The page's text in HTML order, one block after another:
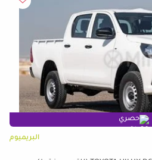
حصري
البريميوم